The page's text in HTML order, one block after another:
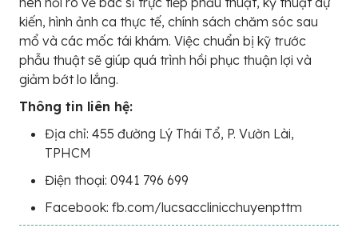
kiến, hình ảnh ca thực tế, chính sách chăm sóc sau
mổ và các mốc tái khám. Việc chuẩn bị kỹ trước
phẫu thuật sẽ giúp quá trình hồi phục thuận lợi và
giảm bớt lo lắng.
Thông tin liên hệ:
Địa chỉ: 455 đường Lý Thái Tổ, P. Vườn Lài,
TPHCM
Điện thoại: 0941 796 699
Facebook: fb.com/lucsacclinicchuyenpttm